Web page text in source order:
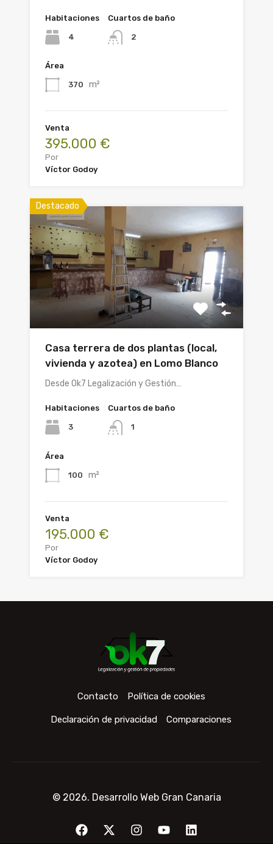
Habitaciones
4
Cuartos de baño
2
Área
370 m²
Venta
395.000 €
Por
Víctor Godoy
Destacado
Casa terrera de dos plantas (local,
vivienda y azotea) en Lomo Blanco
Desde Ok7 Legalización y Gestión…
Habitaciones
3
Cuartos de baño
1
Área
100 m²
Venta
195.000 €
Por
Víctor Godoy
Contacto Política de cookies
Declaración de privacidad Comparaciones
© 2026. Desarrollo Web Gran Canaria